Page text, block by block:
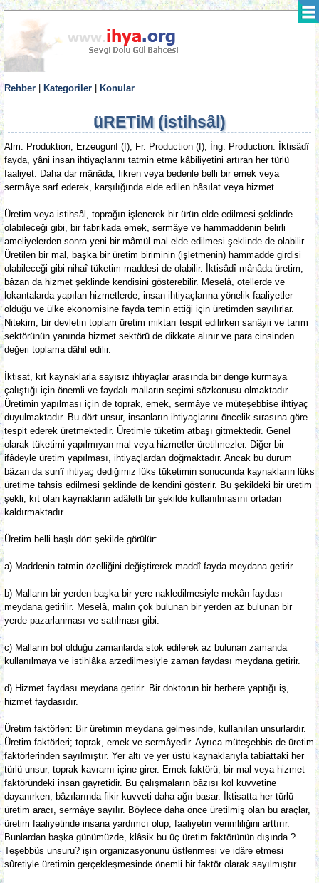
Rehber Kategoriler Konular
üRETiM (istihsâl)
Alm. Produktion, Erzeugunf (f), Fr. Production (f), İng. Production. İktisâdî
fayda, yâni insan ihtiyaçlarını tatmin etme kâbiliyetini artıran her türlü
faaliyet. Daha dar mânâda, fikren veya bedenle belli bir emek veya
sermâye sarf ederek, karşılığında elde edilen hâsılat veya hizmet.
Üretim veya istihsâl, toprağın işlenerek bir ürün elde edilmesi şeklinde
olabileceği gibi, bir fabrikada emek, sermâye ve hammaddenin belirli
ameliyelerden sonra yeni bir mâmül mal elde edilmesi şeklinde de olabilir.
Üretilen bir mal, başka bir üretim biriminin (işletmenin) hammadde girdisi
olabileceği gibi nihaî tüketim maddesi de olabilir. İktisâdî mânâda üretim,
bâzan da hizmet şeklinde kendisini gösterebilir. Meselâ, otellerde ve
lokantalarda yapılan hizmetlerde, insan ihtiyaçlarına yönelik faaliyetler
olduğu ve ülke ekonomisine fayda temin ettiği için üretimden sayılırlar.
Nitekim, bir devletin toplam üretim miktarı tespit edilirken sanâyii ve tarım
sektörünün yanında hizmet sektörü de dikkate alınır ve para cinsinden
değeri toplama dâhil edilir.
İktisat, kıt kaynaklarla sayısız ihtiyaçlar arasında bir denge kurmaya
çalıştığı için önemli ve faydalı malların seçimi sözkonusu olmaktadır.
Üretimin yapılması için de toprak, emek, sermâye ve müteşebbise ihtiyaç
duyulmaktadır. Bu dört unsur, insanların ihtiyaçlarını öncelik sırasına göre
tespit ederek üretmektedir. Üretimle tüketim atbaşı gitmektedir. Genel
olarak tüketimi yapılmıyan mal veya hizmetler üretilmezler. Diğer bir
ifâdeyle üretim yapılması, ihtiyaçlardan doğmaktadır. Ancak bu durum
bâzan da sun'î ihtiyaç dediğimiz lüks tüketimin sonucunda kaynakların lüks
üretime tahsis edilmesi şeklinde de kendini gösterir. Bu şekildeki bir üretim
şekli, kıt olan kaynakların adâletli bir şekilde kullanılmasını ortadan
kaldırmaktadır.
Üretim belli başlı dört şekilde görülür:
a) Maddenin tatmin özelliğini değiştirerek maddî fayda meydana getirir.
b) Malların bir yerden başka bir yere nakledilmesiyle mekân faydası
meydana getirilir. Meselâ, malın çok bulunan bir yerden az bulunan bir
yerde pazarlanması ve satılması gibi.
c) Malların bol olduğu zamanlarda stok edilerek az bulunan zamanda
kullanılmaya ve istihlâka arzedilmesiyle zaman faydası meydana getirir.
d) Hizmet faydası meydana getirir. Bir doktorun bir berbere yaptığı iş,
hizmet faydasıdır.
Üretim faktörleri: Bir üretimin meydana gelmesinde, kullanılan unsurlardır.
Üretim faktörleri; toprak, emek ve sermâyedir. Ayrıca müteşebbis de üretim
faktörlerinden sayılmıştır. Yer altı ve yer üstü kaynaklarıyla tabiattaki her
türlü unsur, toprak kavramı içine girer. Emek faktörü, bir mal veya hizmet
faktöründeki insan gayretidir. Bu çalışmaların bâzısı kol kuvvetine
dayanırken, bâzılarında fikir kuvveti daha ağır basar. İktisatta her türlü
üretim aracı, sermâye sayılır. Böylece daha önce üretilmiş olan bu araçlar,
üretim faaliyetinde insana yardımcı olup, faaliyetin verimliliğini arttırır.
Bunlardan başka günümüzde, klâsik bu üç üretim faktörünün dışında ?
Teşebbüs unsuru? işin organizasyonunu üstlenmesi ve idâre etmesi
sûretiyle üretimin gerçekleşmesinde önemli bir faktör olarak sayılmıştır.